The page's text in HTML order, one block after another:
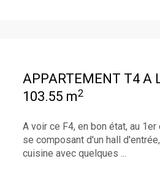
APPARTEMENT T4 A
103.55 m2
A voir ce F4, en bon état, au
se composant d'un hall
cuisine avec quelques ...